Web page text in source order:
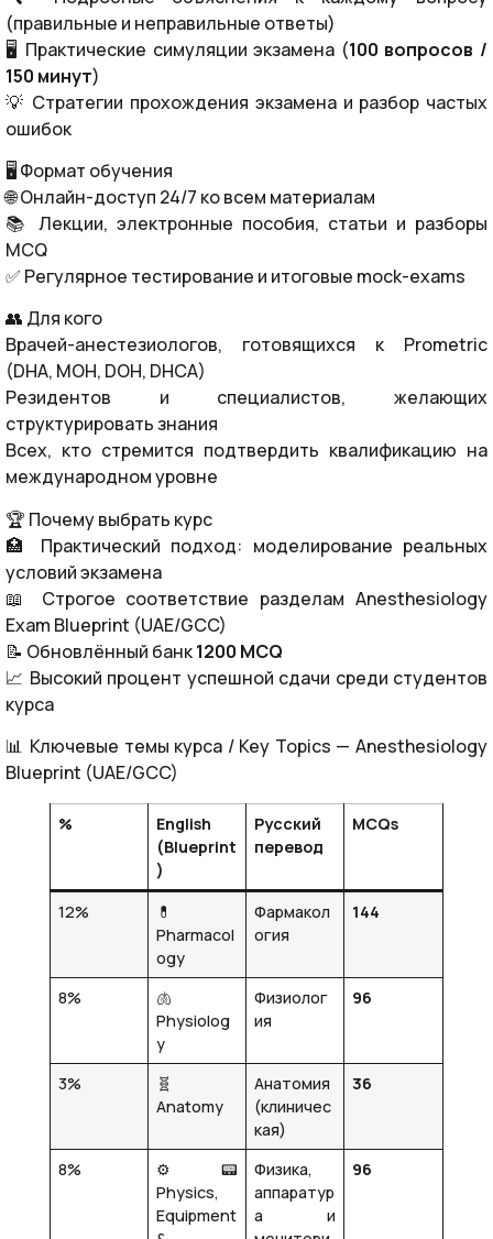
(правильные и неправильные ответы)
🖥️ Практические симуляции экзамена (100 вопросов /
150 минут)
💡 Стратегии прохождения экзамена и разбор частых
ошибок
🖥️ Формат обучения
🌐 Онлайн-доступ 24/7 ко всем материалам
📚 Лекции, электронные пособия, статьи и разборы
MCQ
✅ Регулярное тестирование и итоговые mock-exams
👥 Для кого
Врачей-анестезиологов, готовящихся к Prometric
(DHA, MOH, DOH, DHCA)
Резидентов и специалистов, желающих
структурировать знания
Всех, кто стремится подтвердить квалификацию на
международном уровне
🏆 Почему выбрать курс
🏥 Практический подход: моделирование реальных
условий экзамена
📖 Строгое соответствие разделам Anesthesiology
Exam Blueprint (UAE/GCC)
📝 Обновлённый банк1200 MCQ
📈 Высокий процент успешной сдачи среди студентов
курса
📊 Ключевые темы курса / Key Topics — Anesthesiology
Blueprint (UAE/GCC)
%
English
(Blueprint
)
Русский
перевод
MCQs
12%
💊
Pharmacol
ogy
Фармакол
огия
144
8%
🫁
Physiolog
y
Физиолог
ия
96
3%
🧬
Anatomy
Анатомия
(клиничес
кая)
36
8%
⚙️📟
Physics,
Equipment
Физика,
аппаратур
а и
96